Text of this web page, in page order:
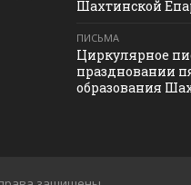
Шахтинской
ПИСЬМА
Циркулярное
праздновании
образования